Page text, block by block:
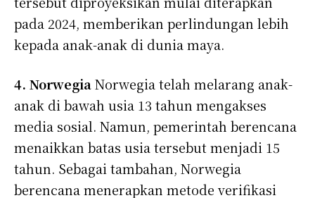
pada 2024, memberikan perlindungan lebih
kepada anak-anak di dunia maya.
4. NorwegiaNorwegia telah melarang anak-
anak di bawah usia 13 tahun mengakses
media sosial. Namun, pemerintah berencana
menaikkan batas usia tersebut menjadi 15
tahun. Sebagai tambahan, Norwegia
berencana menerapkan metode verifikasi